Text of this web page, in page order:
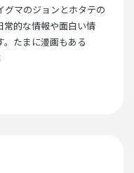
グマのジョンとホタテの
常的な情報や面白い情
たまに漫画もある